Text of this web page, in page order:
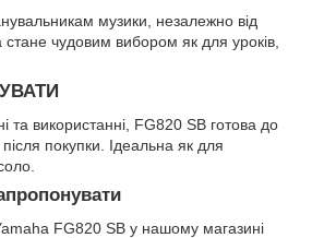
музики, незалежно від
стане чудовим вибором як для уроків,
та використанні, FG820 SB готова до
покупки. Ідеальна як для
FG820 SB у нашому магазині